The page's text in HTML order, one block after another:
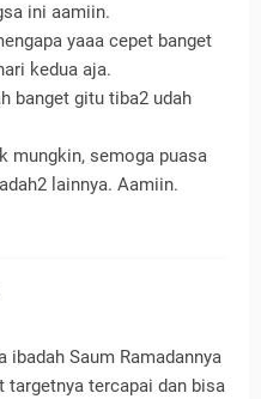
ini aamiin.
yaaa cepet banget
kedua aja.
banget gitu tiba2 udah
mungkin, semoga puasa
lainnya. Aamiin.
ibadah Saum Ramadannya
targetnya tercapai dan bisa